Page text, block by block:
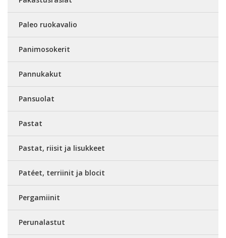
Paleo ruokavalio
Panimosokerit
Pannukakut
Pansuolat
Pastat
Pastat, riisit ja lisukkeet
Patéet, terriinit ja blocit
Pergamiinit
Perunalastut